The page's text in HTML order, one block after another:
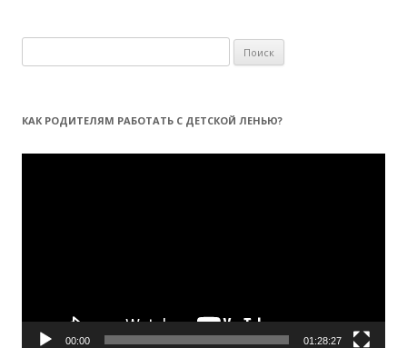
а
т
:
КАК РОДИТЕЛЯМ РАБОТАТЬ С ДЕТСКОЙ ЛЕНЬЮ?
Видеоплеер
00:00 01:28:27